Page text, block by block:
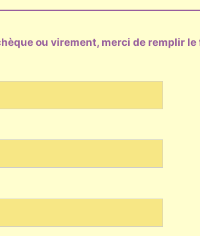
ou virement, merci de remplir